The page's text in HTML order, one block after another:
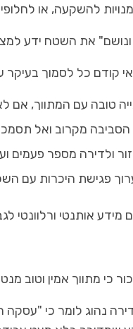
להשקעה, או
את השטח ידע
קודם כל לסמוך
טובה עם המתווך, אם
הסביבה מקרוב ואל
ולדירה מספר פעמים
פגישת היכרות עם
אותנטי ורלוונטי
כי מתווך אמין
נהוג לומר כי